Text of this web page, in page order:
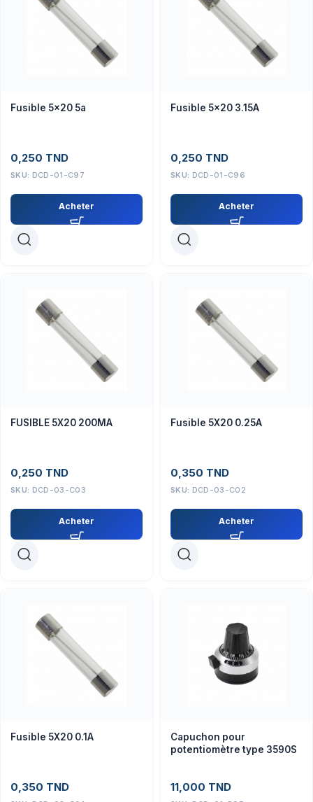
Fusible 5×20 5a
0,250 TND
SKU: DCD-01-C97
Acheter
Fusible 5×20 3.15A
0,250 TND
SKU: DCD-01-C96
Acheter
FUSIBLE 5X20 200MA
0,250 TND
SKU: DCD-03-C03
Acheter
Fusible 5X20 0.25A
0,350 TND
SKU: DCD-03-C02
Acheter
Fusible 5X20 0.1A
0,350 TND
Capuchon pour
potentiomètre type 3590S
11,000 TND